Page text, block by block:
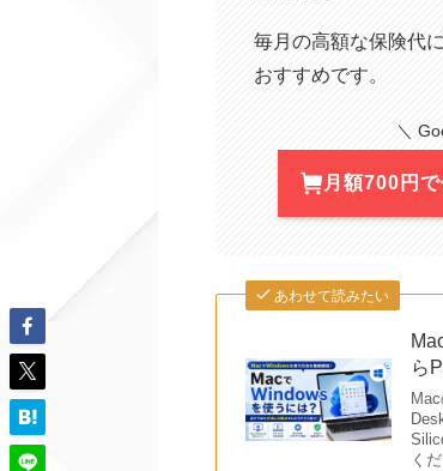
毎月の高額な保険代
おすすめです。
＼
月額700円
あわせて読みたい
ら
く